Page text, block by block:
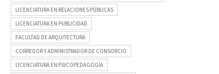
LICENCIATURA EN RELACIONES PÚBLICAS
LICENCIATURA EN PUBLICIDAD
FACULTAD DE ARQUITECTURA
CORREDOR Y ADMINISTRADOR DE CONSORCIO
LICENCIATURA EN PSICOPEDAGOGÍA